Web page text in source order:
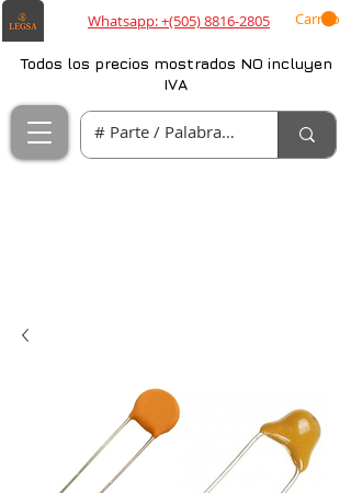
Whatsapp: +(505) 8816-2805 Carrito
Todos los precios mostrados NO incluyen
IVA